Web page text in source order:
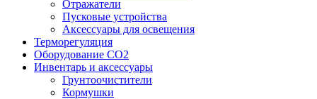
Отражатели
Пусковые устройства
Аксессуары для освещения
Терморегуляция
Оборудование CO2
Инвентарь и аксессуары
Грунтоочистители
Кормушки